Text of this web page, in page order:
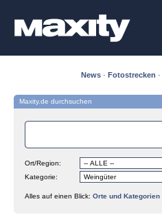
News · Fotostrecken ·
Maxity.de durchsuchen
Ort/Region:
Kategorie:
Alles auf einen Blick: Orte und Kategorien